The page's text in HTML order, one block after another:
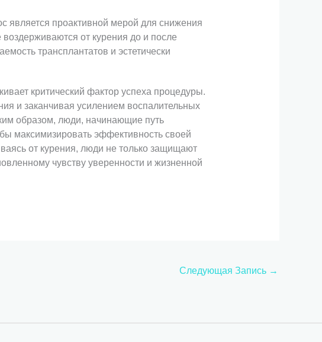
является проактивной мерой для снижения
от курения до и после
трансплантатов и эстетически
критический фактор успеха процедуры.
и заканчивая усилением воспалительных
образом, люди, начинающие путь
максимизировать эффективность своей
от курения, люди не только защищают
чувству уверенности и жизненной
Следующая Запись →